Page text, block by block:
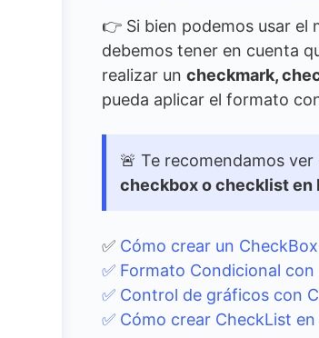
👉 Si bien podemos usar el
debemos tener en cuenta
realizar un checkmark,
pueda aplicar el formato
🚨 Te recomendamos
checkbox o checklist en
✅ Cómo crear un
✅ Formato Condicional con
✅ Control de gráficos con
✅ Cómo crear CheckList